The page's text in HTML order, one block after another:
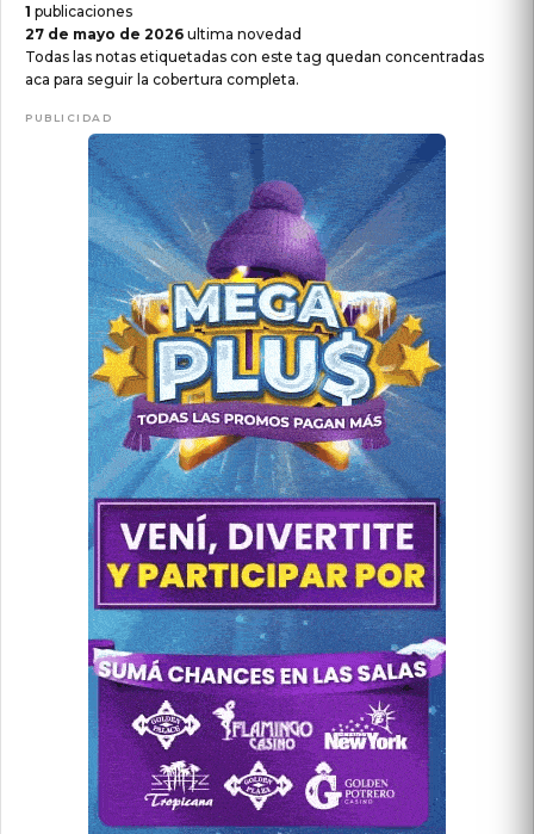
1 publicaciones
27 de mayo de 2026 ultima novedad
Todas las notas etiquetadas con este tag quedan concentradas
aca para seguir la cobertura completa.
PUBLICIDAD